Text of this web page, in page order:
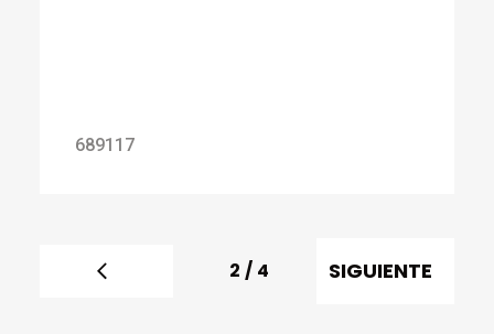
689117
2 / 4 SIGUIENTE